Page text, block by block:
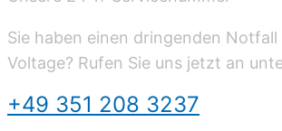
Sie haben einen dringenden
Voltage? Rufen Sie uns jetzt an
+49 351 208 3237